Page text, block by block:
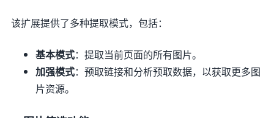
该扩展提供了多种提取模式，包括：
基本模式：提取当前页面的所有图片。
加强模式：预取链接和分析预取数据，以获取更多图
片资源。